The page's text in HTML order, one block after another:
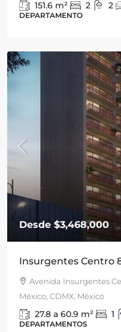
151.6 m² 2 2
DEPARTAMENTO
Desde $3,468,000
Insurgentes Centro
Avenida Insurgentes
México, CDMX, México
27.8 a 60.9 m² 1
DEPARTAMENTOS